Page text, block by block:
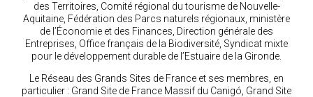
des Territoires, Comité régional du tourisme de Nouvelle-
Aquitaine, Fédération des Parcs naturels régionaux, ministère
de l’Économie et des Finances, Direction générale des
Entreprises, Office français de la Biodiversité, Syndicat mixte
pour le développement durable de l’Estuaire de la Gironde.
Le Réseau des Grands Sites de France et ses membres, en
particulier : Grand Site de France Massif du Canigó, Grand Site